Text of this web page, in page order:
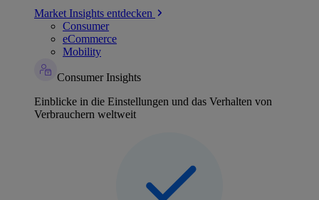
Market Insights entdecken
Consumer
eCommerce
Mobility
Consumer Insights
Einblicke in die Einstellungen und das Verhalten von
Verbrauchern weltweit